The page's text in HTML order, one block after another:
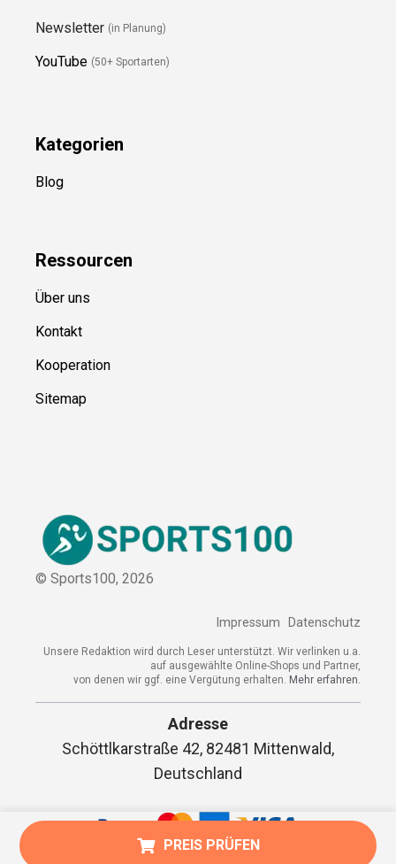
PREIS PRÜFEN
Newsletter (in Planung)
YouTube (50+ Sportarten)
Kategorien
Blog
Ressourcen
Über uns
Kontakt
Kooperation
Sitemap
© Sports100, 2026
Impressum Datenschutz
Unsere Redaktion wird durch Leser unterstützt. Wir verlinken
u.a. auf ausgewählte Online-Shops und Partner,
von denen wir ggf. eine Vergütung erhalten.Mehr erfahren.
Adresse
Schöttlkarstraße 42, 82481 Mittenwald,
Deutschland